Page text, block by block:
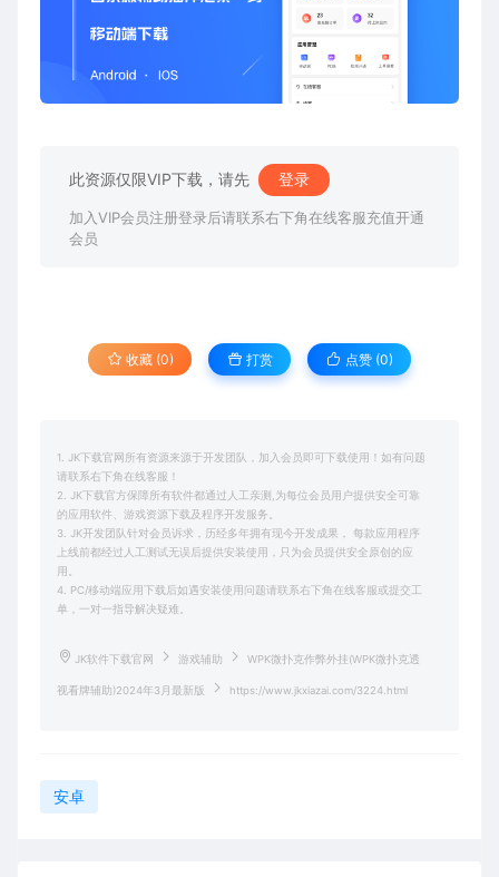
此资源仅限VIP下载，请先 登录
加入VIP会员注册登录后请联系右下角在线客服充值开通
会员
收藏 (0) 打赏 点赞 (0)
1. JK下载官网所有资源来源于开发团队，加入会员即可下载使用！如有问题
请联系右下角在线客服！
2. JK下载官方保障所有软件都通过人工亲测,为每位会员用户提供安全可靠
的应用软件、游戏资源下载及程序开发服务。
3. JK开发团队针对会员诉求，历经多年拥有现今开发成果， 每款应用程序
上线前都经过人工测试无误后提供安装使用，只为会员提供安全原创的应
用。
4. PC/移动端应用下载后如遇安装使用问题请联系右下角在线客服或提交工
单，一对一指导解决疑难。
JK软件下载官网 游戏辅助 WPK微扑克作弊外挂(WPK微扑克透
视看牌辅助)2024年3月最新版 https://www.jkxiazai.com/3224.html
安卓